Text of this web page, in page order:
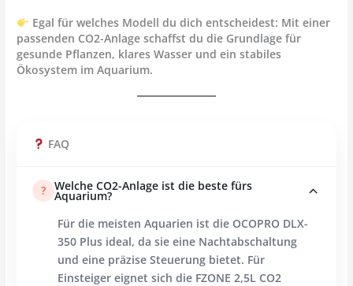
Egal für welches Modell du dich entscheidest: Mit einer
passenden CO2-Anlage schaffst du die Grundlage für
gesunde Pflanzen, klares Wasser und ein stabiles
Ökosystem im Aquarium.
FAQ
? Welche CO2-Anlage ist die beste fürs
Aquarium?
Für die meisten Aquarien ist die OCOPRO DLX-
350 Plus ideal, da sie eine Nachtabschaltung
und eine präzise Steuerung bietet. Für
Einsteiger eignet sich die FZONE 2,5L CO2